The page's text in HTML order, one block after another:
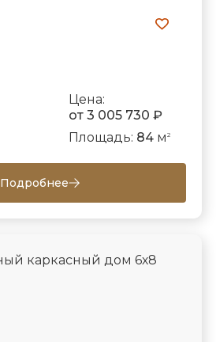
Цена:
от 3 005 730 ₽
Площадь: 84м 2
Подробнее